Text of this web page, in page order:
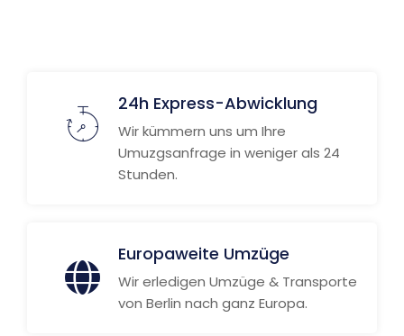
24h Express-Abwicklung
Wir kümmern uns um Ihre
Umuzgsanfrage in weniger als 24
Stunden.
Europaweite Umzüge
Wir erledigen Umzüge & Transporte
von Berlin nach ganz Europa.